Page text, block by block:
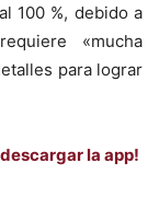
100 %, debido a
«mucha
para lograr
la app!